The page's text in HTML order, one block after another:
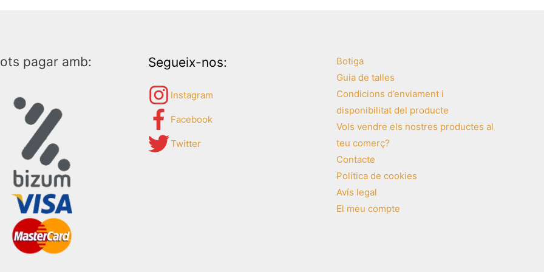
pagar amb: Segueix-nos:
Instagram
Facebook
Twitter
Botiga
Guia de talles
Condicions d’enviament i
disponibilitat del producte
Vols vendre els nostres productes al
teu comerç?
Contacte
Política de cookies
Avís legal
El meu compte